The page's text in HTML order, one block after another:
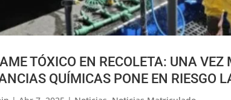
TÓXICO EN RECOLETA: UNA
QUÍMICAS PONE EN RIESGO